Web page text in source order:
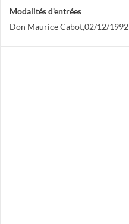
Modalités d'entrées
Don Maurice Cabot,02/12/1992